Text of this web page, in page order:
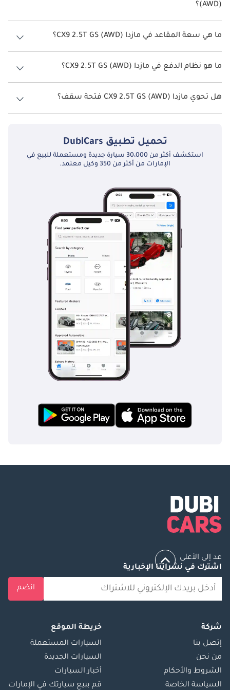
(AWD)؟
يبلغ معدل استهلاك الوقود المقترح من الشركة المصنعة لسيارة مازدا CX9
2026 من 11.8 كم/ليتر.
ما هي سعة المقاعد في مازدا CX9 2.5T GS (AWD)؟
تتسع مازدا CX9 2.5T GS (AWD) لأ 7 أشخاص.
ما هو نظام الدفع في مازدا CX9 2.5T GS (AWD)؟
نظام الدفع في مازدا CX9 All Wheel Drive 2.5T GS (AWD).
هل تحوي مازدا CX9 2.5T GS (AWD) فتحة سقف؟
نعم توفر مازدا CX9 2.5T GS (AWD) فتحة السقف كخيار.
تحميل تطبيق DubiCars
استكشف أكثر من 30،000 سيارة جديدة ومستعملة للبيع في
الإمارات من أكثر من 350 وكيل معتمد.
عد إلى الأعلى
اشترك في نشراتنا الإخبارية
انضم
شركة
إتصل بنا
من نحن
الشروط والأحكام
السياسة الخاصة
خريطة الموقع
السيارات المستعملة
السيارات الجديدة
أخبار السيارات
قم ببيع سيارتك في الإمارات